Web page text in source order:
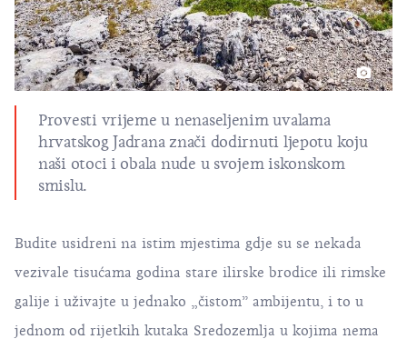
Provesti vrijeme u nenaseljenim uvalama
hrvatskog Jadrana znači dodirnuti ljepotu koju
naši otoci i obala nude u svojem iskonskom
smislu.
Budite usidreni na istim mjestima gdje su se nekada
vezivale tisućama godina stare ilirske brodice ili rimske
galije i uživajte u jednako „čistom” ambijentu, i to u
jednom od rijetkih kutaka Sredozemlja u kojima nema